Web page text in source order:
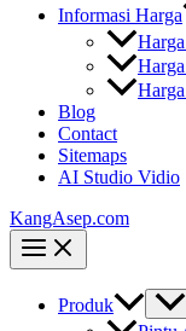
Informasi Harga
Blog
Contact
Sitemaps
AI Studio Vidio
KangAsep.com
Produk